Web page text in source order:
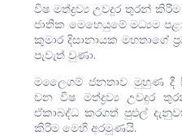
විෂ මත්ද්‍රව්‍ය උවදුර තුරන්
ජාතික මෙහෙයුමේ මධ්‍යම
කුමාර දිසානායක මහතාගේ
පැවැත් වුණා.
මලෛගම් ජනතාව මුහුණ දී
වන විෂ මත්ද්‍රව්‍ය උවදුර
ඒකාබද්ධ කරගත් පුළුල්
කිරිම මෙහි අරමුණයි.